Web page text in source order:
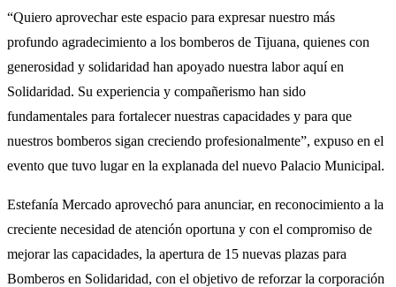
“Quiero aprovechar este espacio para expresar nuestro más
profundo agradecimiento a los bomberos de Tijuana, quienes con
generosidad y solidaridad han apoyado nuestra labor aquí en
Solidaridad. Su experiencia y compañerismo han sido
fundamentales para fortalecer nuestras capacidades y para que
nuestros bomberos sigan creciendo profesionalmente”, expuso en el
evento que tuvo lugar en la explanada del nuevo Palacio Municipal.
Estefanía Mercado aprovechó para anunciar, en reconocimiento a la
creciente necesidad de atención oportuna y con el compromiso de
mejorar las capacidades, la apertura de 15 nuevas plazas para
Bomberos en Solidaridad, con el objetivo de reforzar la corporación